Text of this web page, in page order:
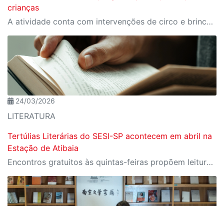
crianças
A atividade conta com intervenções de circo e brincadeiras musicais interativas
24/03/2026
LITERATURA
Tertúlias Literárias do SESI-SP acontecem em abril na
Estação de Atibaia
Encontros gratuitos às quintas-feiras propõem leitura coletiva e discussão de obras abertas à comunidade